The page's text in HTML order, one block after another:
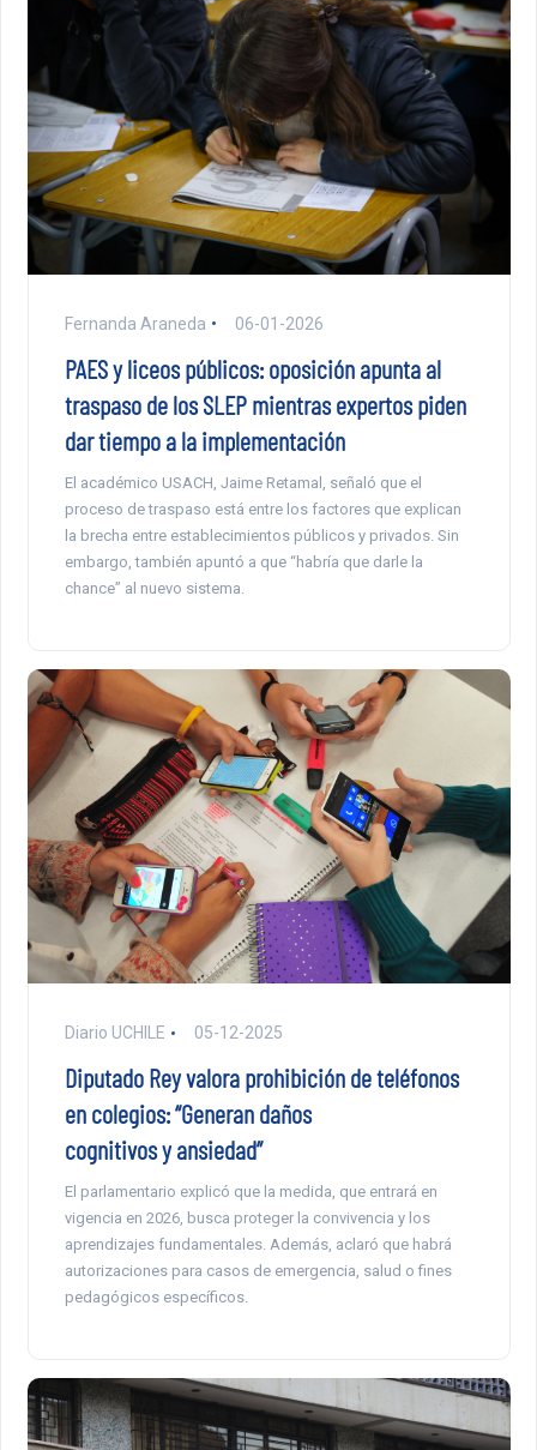
Fernanda Araneda 06-01-2026
PAES y liceos públicos: oposición apunta al
traspaso de los SLEP mientras expertos piden
dar tiempo a la implementación
El académico USACH, Jaime Retamal, señaló que el
proceso de traspaso está entre los factores que explican
la brecha entre establecimientos públicos y privados. Sin
embargo, también apuntó a que “habría que darle la
chance” al nuevo sistema.
Diario UCHILE 05-12-2025
Diputado Rey valora prohibición de teléfonos
en colegios: “Generan daños
cognitivos y ansiedad”
El parlamentario explicó que la medida, que entrará en
vigencia en 2026, busca proteger la convivencia y los
aprendizajes fundamentales. Además, aclaró que habrá
autorizaciones para casos de emergencia, salud o fines
pedagógicos específicos.